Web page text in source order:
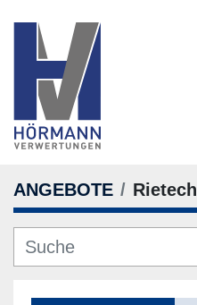
ANGEBOTE Rietech